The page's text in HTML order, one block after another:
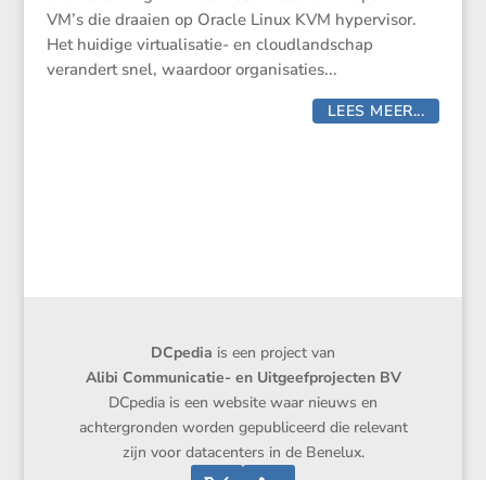
VM’s die draaien op Oracle Linux KVM hypervisor.
Het huidige virtualisatie- en cloudlandschap
verandert snel, waardoor organisaties...
LEES MEER...
DCpedia is een project van
Alibi Communicatie- en Uitgeefprojecten BV
DCpedia is een website waar nieuws en
achtergronden worden gepubliceerd die relevant
zijn voor datacenters in de Benelux.